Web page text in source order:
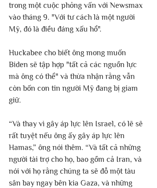
trong một cuộc phỏng vấn với Newsmax
vào tháng 9. "Với tư cách là một người
Mỹ, đó là điều đáng xấu hổ".
Huckabee cho biết ông mong muốn
Biden sẽ tập hợp "tất cả các nguồn lực
mà ông có thể" và thừa nhận rằng vẫn
còn bốn con tin người Mỹ đang bị giam
giữ.
“Và thay vì gây áp lực lên Israel, có lẽ sẽ
rất tuyệt nếu ông ấy gây áp lực lên
Hamas,” ông nói thêm. “Và tất cả những
người tài trợ cho họ, bao gồm cả Iran, và
nói với họ rằng chúng ta sẽ đỗ một tàu
sân bay ngay bên kia Gaza, và những